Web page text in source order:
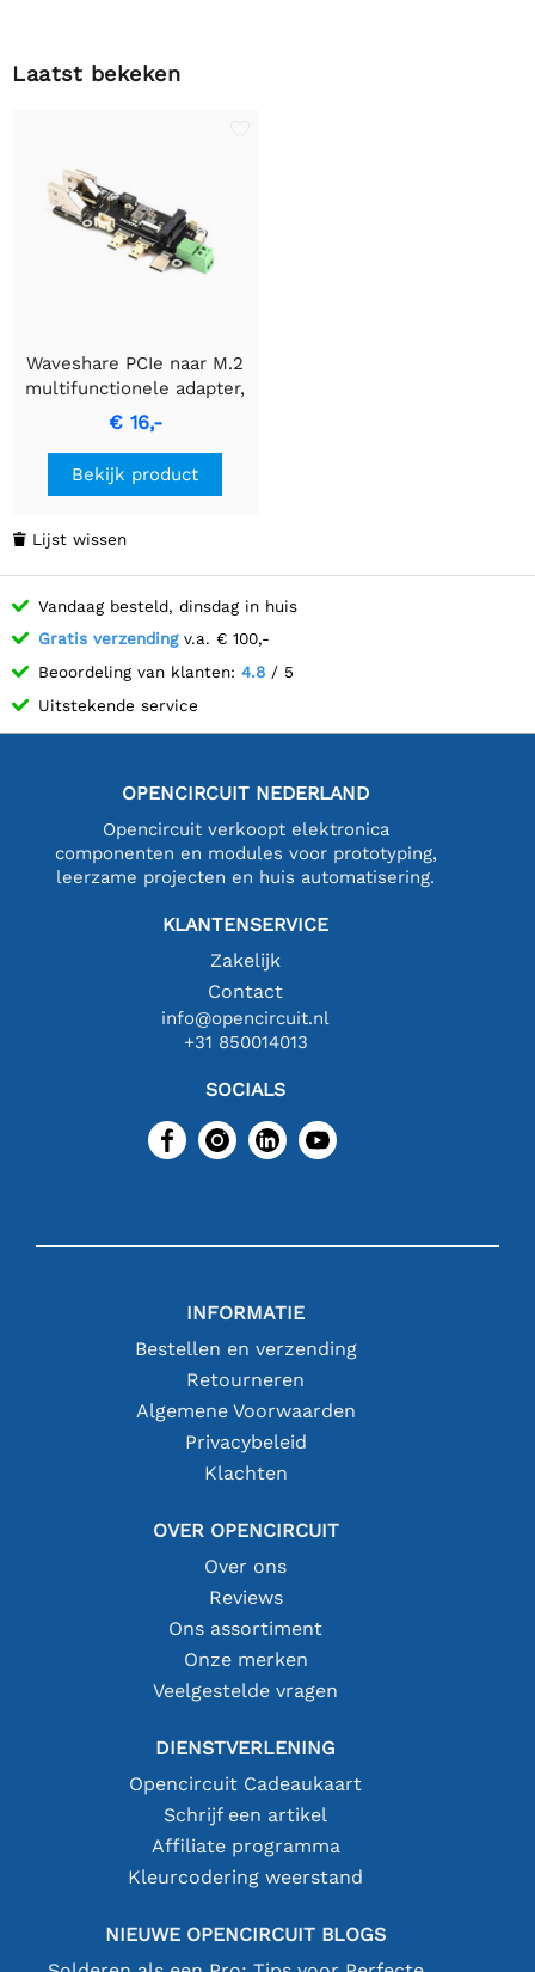
Laatst bekeken
Waveshare PCIe naar M.2
multifunctionele adapter,
compatibel met Raspberry
Pi 5, twee
voedingsmethoden,
ondersteunt dubbele 4K-
€ 16,-
Bekijk product
 Lijst wissen
Vandaag besteld, dinsdag in huis
Gratis verzendingv.a. € 100,-
Beoordeling van klanten: 4.8 / 5
Uitstekende service
OPENCIRCUIT NEDERLAND
Opencircuit verkoopt elektronica
componenten en modules voor prototyping,
leerzame projecten en huis automatisering.
KLANTENSERVICE
Zakelijk
Contact
info@opencircuit.nl
+31 850014013
SOCIALS
INFORMATIE
Bestellen en verzending
Retourneren
Algemene Voorwaarden
Privacybeleid
Klachten
OVER OPENCIRCUIT
Over ons
Reviews
Ons assortiment
Onze merken
Veelgestelde vragen
DIENSTVERLENING
Opencircuit Cadeaukaart
Schrijf een artikel
Affiliate programma
Kleurcodering weerstand
NIEUWE OPENCIRCUIT BLOGS